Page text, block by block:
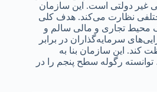
غیر دولتی است. این سازمان
نظارت می‌کند. هدف کلی
محیط تجاری و مالی سالم و
سرمایه‌گذاران در برابر
کند. این سازمان بنا به
رگوله سطح پنجم را در